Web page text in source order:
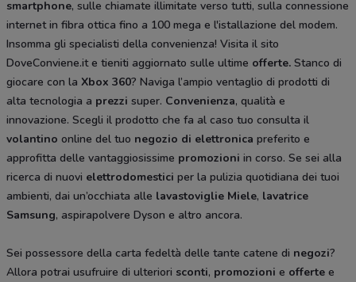
smartphone, sulle chiamate illimitate verso tutti, sulla connessione
internet in fibra ottica fino a 100 mega e l'istallazione del modem.
Insomma gli specialisti della convenienza! Visita il sito
DoveConviene.it e tieniti aggiornato sulle ultime offerte. Stanco di
giocare con la Xbox 360? Naviga l’ampio ventaglio di prodotti di
alta tecnologia a prezzi super. Convenienza, qualità e
innovazione. Scegli il prodotto che fa al caso tuo consulta il
volantino online del tuo negozio di elettronica preferito e
approfitta delle vantaggiosissime promozioni in corso. Se sei alla
ricerca di nuovi elettrodomestici per la pulizia quotidiana dei tuoi
ambienti, dai un’occhiata alle lavastoviglie Miele, lavatrice
Samsung, aspirapolvere Dyson e altro ancora.
Sei possessore della carta fedeltà delle tante catene di negozi?
Allora potrai usufruire di ulteriori sconti, promozioni e offerte e